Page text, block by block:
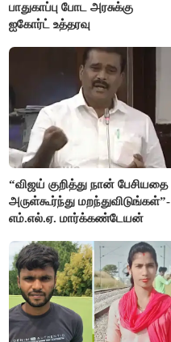
பாதுகாப்பு போட அரசுக்கு
ஐகோர்ட் உத்தரவு
“விஜய் குறித்து நான் பேசியதை
அருள்கூர்ந்து மறந்துவிடுங்கள்”-
எம்.எல்.ஏ. மார்க்கண்டேயன்